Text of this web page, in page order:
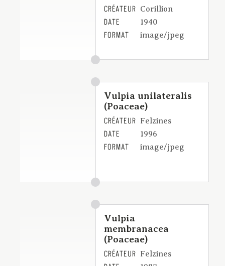
CRÉATEUR Corillion
DATE 1940
FORMAT image/jpeg
Vulpia unilateralis
(Poaceae)
CRÉATEUR Felzines
DATE 1996
FORMAT image/jpeg
Vulpia
membranacea
(Poaceae)
CRÉATEUR Felzines